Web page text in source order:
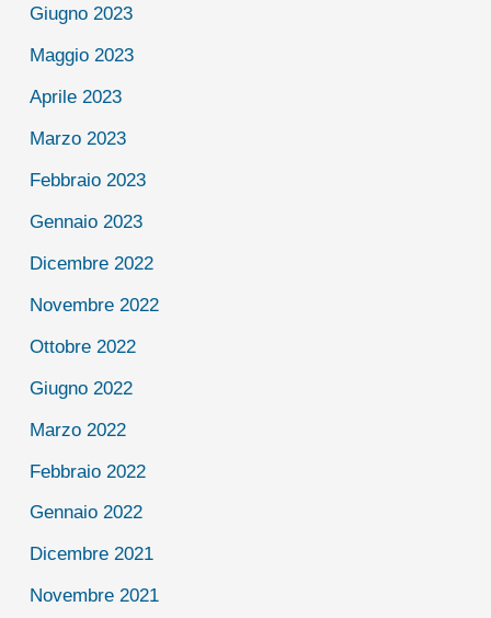
Giugno 2023
Maggio 2023
Aprile 2023
Marzo 2023
Febbraio 2023
Gennaio 2023
Dicembre 2022
Novembre 2022
Ottobre 2022
Giugno 2022
Marzo 2022
Febbraio 2022
Gennaio 2022
Dicembre 2021
Novembre 2021